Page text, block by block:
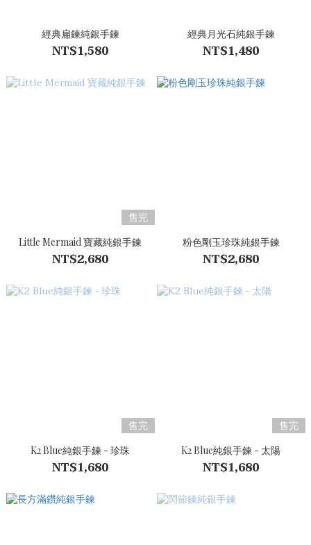
經典扁鍊純銀手鍊
NT$1,580
經典月光石純銀手鍊
NT$1,480
售完
Little Mermaid 寶藏純銀手鍊
NT$2,680
粉色剛玉珍珠純銀手鍊
NT$2,680
售完
K2 Blue純銀手鍊 - 珍珠
NT$1,680
售完
K2 Blue純銀手鍊 - 太陽
NT$1,680